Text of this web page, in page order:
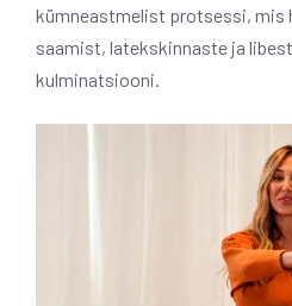
kümneastmelist protsessi, mis
saamist, latekskinnaste ja
kulminatsiooni.